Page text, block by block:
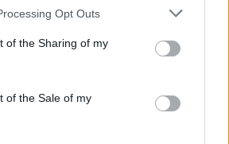
website/app uses one or more Google
or usage behaviour. You may click to
to Google and its third-party tags to
specified purposes in below Google
Opt Outs
of the Sharing of my
of the Sale of my